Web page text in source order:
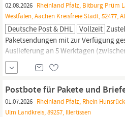
02.08.2026 Rheinland Pfalz, Bitburg Prüm
Westfalen, Aachen Kreisfreie Stadt, 52477,
Deutsche Post & DHL Vollzeit
Paketsendungen mit zur Verfügung
Auslieferung an 5 Werktagen
Zustellung mit unseren modernen
vollelektrische Fahrzeuge Du hast
zuverlässig und kontaktfreudig Werde
Briefe inAlsdorf 17,92 € Tarif-
Postbote für Pakete und
01.07.2026 Rheinland Pfalz, Rhein
Ulm Landkreis, 89257, Illertissen